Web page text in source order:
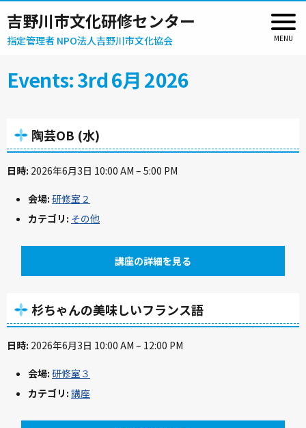
吉野川市文化研修センター
指定管理者 NPO法人吉野川市文化協会
Events: 3rd 6月 2026
陶芸OB (水)
日時: 2026年6月3日 10:00 AM – 5:00 PM
会場: 研修室２
カテゴリ: その他
講座の詳細を見る
杉ちゃんの美味しいフランス語
日時: 2026年6月3日 10:00 AM – 12:00 PM
会場: 研修室３
カテゴリ: 講座